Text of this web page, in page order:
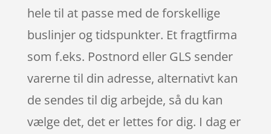
hele til at passe med de forskellige
buslinjer og tidspunkter. Et fragtfirma
som f.eks. Postnord eller GLS sender
varerne til din adresse, alternativt kan
de sendes til dig arbejde, så du kan
vælge det, det er lettes for dig. I dag er